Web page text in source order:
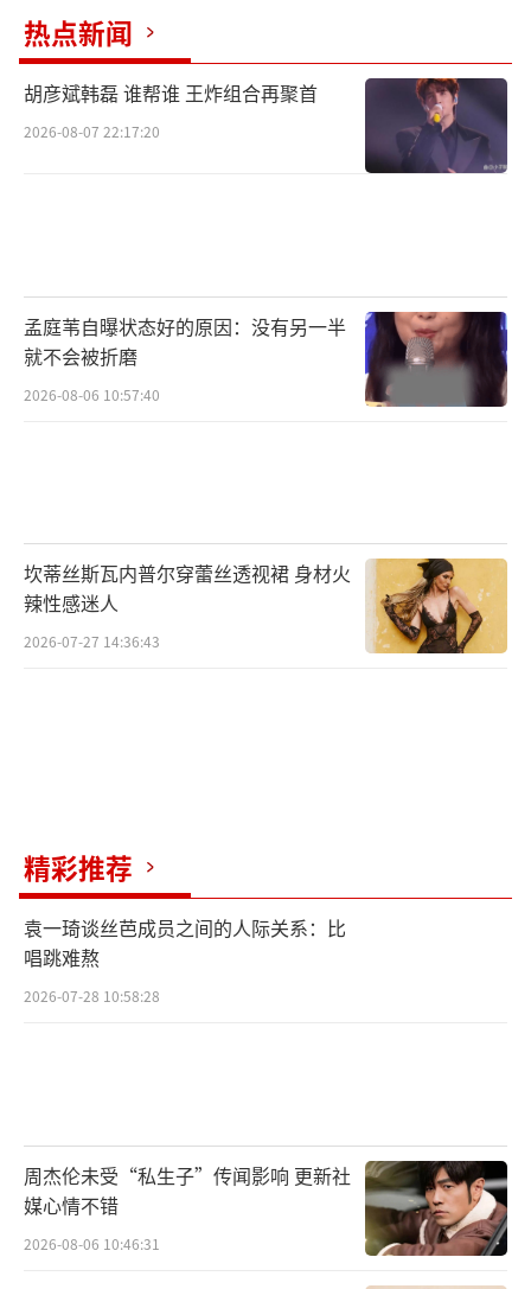
热点新闻
胡彦斌韩磊 谁帮谁 王炸组合再聚首
2026-08-07 22:17:20
孟庭苇自曝状态好的原因：没有另一半
就不会被折磨
2026-08-06 10:57:40
坎蒂丝斯瓦内普尔穿蕾丝透视裙 身材火
辣性感迷人
2026-07-27 14:36:43
精彩推荐
袁一琦谈丝芭成员之间的人际关系：比
唱跳难熬
2026-07-28 10:58:28
周杰伦未受“私生子”传闻影响 更新社
媒心情不错
2026-08-06 10:46:31